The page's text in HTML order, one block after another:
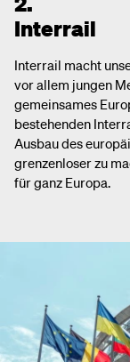
Interrail
Interrail macht
vor allem jungen
gemeinsames
bestehenden
Ausbau des
grenzenloser zu
für ganz Europa.